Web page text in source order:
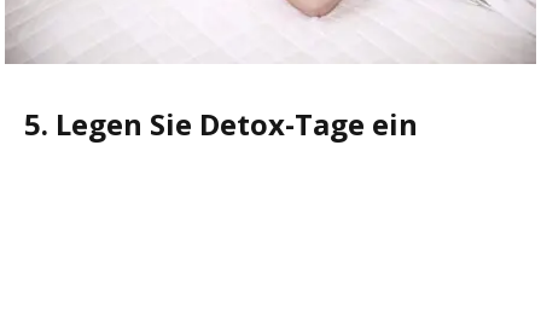
5. Legen Sie Detox-Tage ein